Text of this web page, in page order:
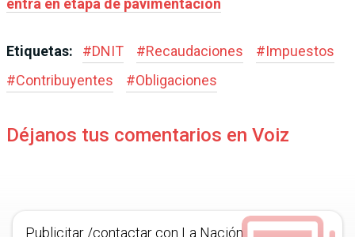
Etiquetas: #DNIT #Recaudaciones #Impuestos
#Contribuyentes #Obligaciones
Déjanos tus comentarios en Voiz
Publicitar /contactar con La Nación